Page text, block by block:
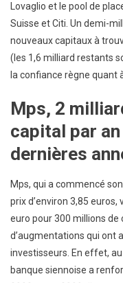
Lovaglio et le pool de
Suisse et Citi. Un demi-
nouveaux capitaux à
(les 1,6 milliard restants
la confiance règne quant
Mps, 2
capital par
dernières
Mps, qui a commencé
prix d’environ 3,85
euro pour 300 millions
d’augmentations qui ont
investisseurs. En effet,
banque siennoise a